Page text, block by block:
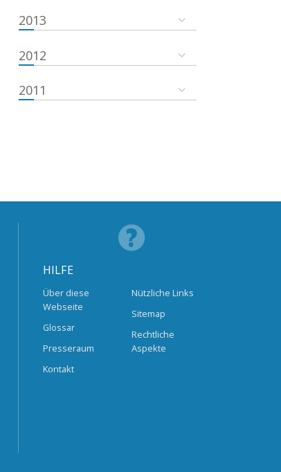
2013
2012
2011
HILFE
Über diese
Webseite
Glossar
Presseraum
Kontakt
Nützliche Links
Sitemap
Rechtliche
Aspekte